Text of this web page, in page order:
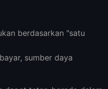
berdasarkan "satu
sumber daya